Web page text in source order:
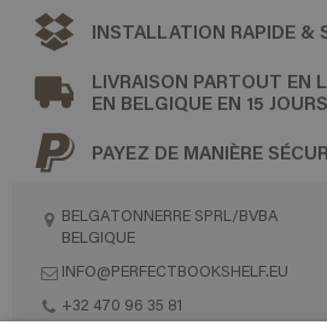
INSTALLATION RAPIDE &
LIVRAISON PARTOUT EN
EN BELGIQUE EN 15 JOURS
PAYEZ DE MANIÈRE
BELGATONNERRE SPRL/BVBA
BELGIQUE
INFO@PERFECTBOOKSHELF.EU
+32 470 96 35 81